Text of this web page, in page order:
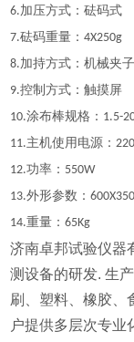
6.加压方式：砝码式
7.砝码重量：4X250g
8.加持方式：机械夹
9.控制方式：触摸屏
10.涂布棒规格： 1.5-
11.主机使用电源：
12.功率： 550W
13.外形参数：
14.重量：65Kg
济南卓邦试验仪器
测设备的研发. 生
刷、塑料、橡胶、
户提供多层次专业